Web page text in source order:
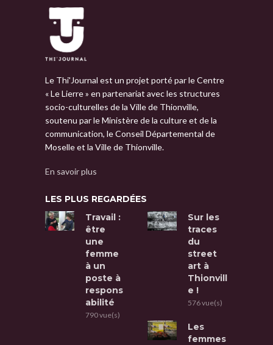
Le Thi'Journal est un projet porté par le Centre
« Le Lierre » en partenariat avec les structures
socio-culturelles de la Ville de Thionville,
soutenu par le Ministère de la culture et de la
communication, le Conseil Départemental de
Moselle et la Ville de Thionville.
En savoir plus
LES PLUS REGARDÉES
Travail :
être
une
femme
à un
poste à
respons
abilité
790 vue(s)
Sur les
traces
du
street
art à
Thionvill
e !
576 vue(s)
Les
femmes